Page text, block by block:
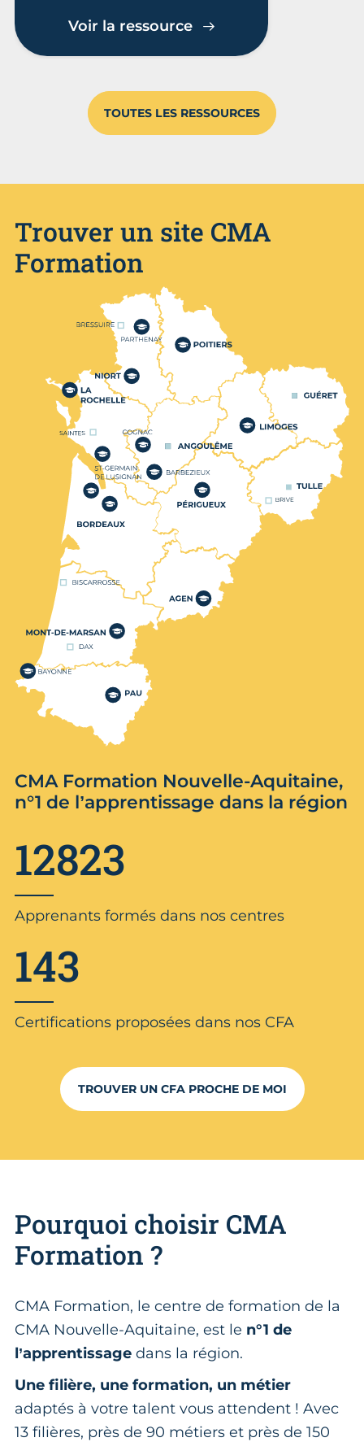
Voir la ressource
TOUTES LES RESSOURCES
Trouver un site CMA
Formation
Nos centres de formation
CMA Formation Nouvelle-Aquitaine,
n°1 de l’apprentissage dans la région
12823
Apprenants formés dans nos centres
143
Certifications proposées dans nos CFA
TROUVER UN CFA PROCHE DE MOI
Pourquoi choisir CMA
Formation ?
CMA Formation, le centre de formation de la
CMA Nouvelle-Aquitaine, est le n°1 de
l’apprentissage dans la région.
Une filière, une formation, un métier
adaptés à votre talent vous attendent ! Avec
13 filières, près de 90 métiers et près de 150